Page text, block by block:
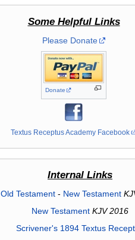
Some Helpful Links
Please Donate
Donate
Textus Receptus Academy Facebook
Internal Links
Old Testament- New Testament
New Testament KJV 2016
Scrivener's 1894 Textus